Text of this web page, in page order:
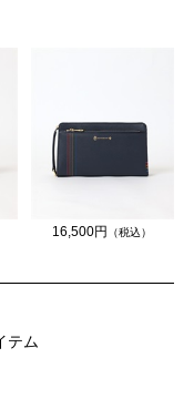
16,500円 （税込）
テム